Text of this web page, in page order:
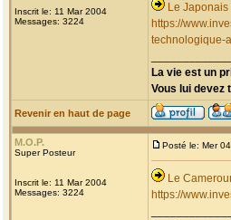
Inscrit le: 11 Mar 2004
Messages: 3224
Le
https://
technologique-
La vie est un
Vous lui devez
Revenir en haut de page
M.O.P.
Super Posteur
Inscrit le: 11 Mar 2004
Messages: 3224
Posté le: Mer
Le
https://